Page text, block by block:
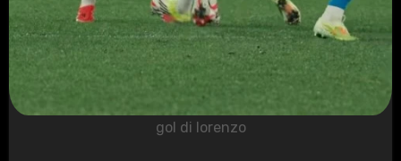
gol di lorenzo